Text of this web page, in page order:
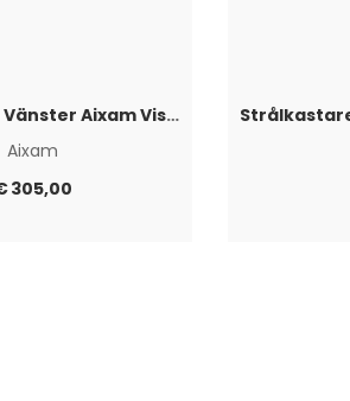
Strålkastare Vänster Aixam Vison 2014+
Aixam
305,00